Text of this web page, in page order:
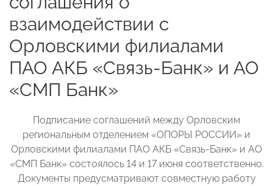
взаимодействии с
Орловскими филиалами
ПАО АКБ «Связь-Банк» и АО
«СМП Банк»
Подписание соглашений между Орловским
региональным отделением «ОПОРЫ РОССИИ» и
Орловскими филиалами ПАО АКБ «Связь-Банк» и АО
«СМП Банк» состоялось 14 и 17 июня соответственно.
Документы предусматривают совместную работу